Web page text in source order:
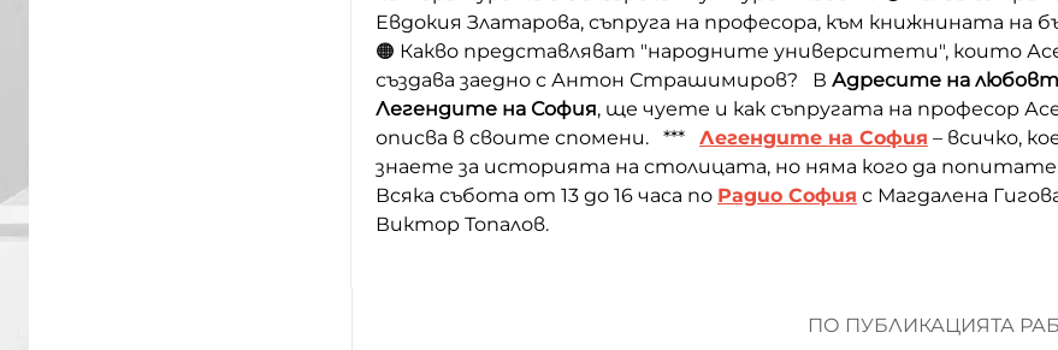
Евдокия Златарова, съпруга на професора, към книжнината на
🟠 Какво представляват "народните университети", които
създава заедно с Антон Страшимиров? В Адресите на
Легендите на София, ще чуете и как съпругата на професор
описва в своите спомени. *** Легендите на София – всичко,
знаете за историята на столицата, но няма кого да попитате.
Всяка събота от 13 до 16 часа по Радио София с Магдалена
Виктор Топалов.
ПО ПУБЛИКАЦИЯТА